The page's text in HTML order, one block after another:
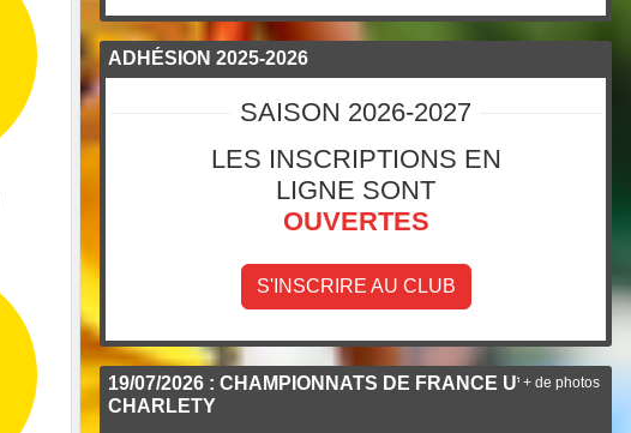
ADHÉSION 2025-2026
SAISON 2026-2027
LES INSCRIPTIONS EN
LIGNE SONT
OUVERTES
S'INSCRIRE AU CLUB
19/07/2026 : CHAMPIONNATS DE FRANCE U*NXT À
CHARLETY
+ de photos